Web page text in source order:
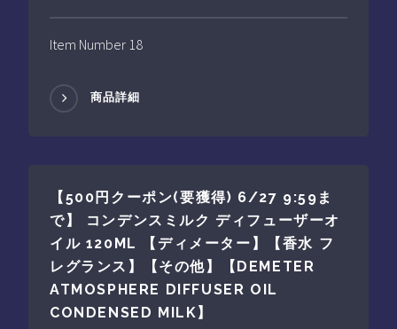
Item Number 18
商品詳細
【500円クーポン(要獲得) 6/27 9:59ま
で】 コンデンスミルク ディフューザーオ
イル 120ML 【ディメーター】【香水 フ
レグランス】【その他】【DEMETER
ATMOSPHERE DIFFUSER OIL
CONDENSED MILK】